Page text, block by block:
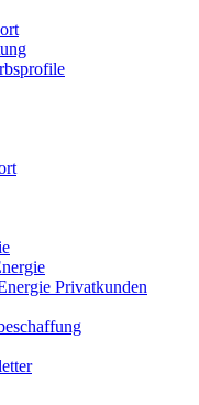
Privatkunden